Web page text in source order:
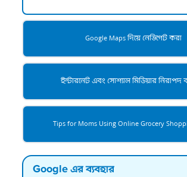
Google Maps দিয়ে নেভিগেট করা
ইন্টারনেট এবং সোশ্যাল মিডিয়ার নিরাপদ
Tips for Moms Using Online Grocery
Google এর ব্যবহার